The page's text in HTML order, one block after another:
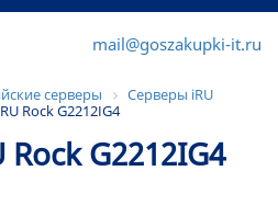
mail@goszakupki-it.ru
серверы
Серверы iRU
Rock G2212IG4
G2212IG4